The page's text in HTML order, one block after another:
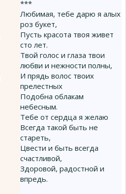
***
Любимая, тебе дарю я алых
роз букет,
Пусть красота твоя живет
сто лет.
Твой голос и глаза твои
любви и нежности полны,
И прядь волос твоих
прелестных
Подобна облакам
небесным.
Тебе от сердца я желаю
Всегда такой быть не
стареть,
Цвести и быть всегда
счастливой,
Здоровой, радостной и
впредь.